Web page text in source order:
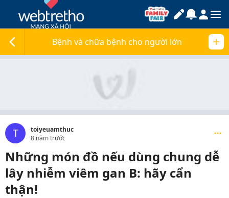
Bệnh và chữa bệnh cho người lớn
T
toiyeuamthuc
8 năm trước
Những món đồ nếu dùng chung dễ
lây nhiễm viêm gan B: hãy cẩn
thận!